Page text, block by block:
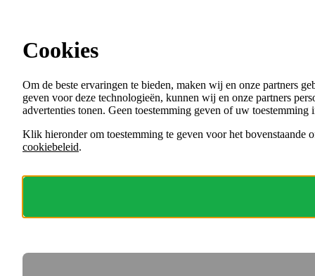
Menu
VACATURES
ORGANISATIES
Cookies
Om de beste ervaringen te bieden, maken wij en onze partners
geven voor deze technologieën, kunnen wij en onze partners
advertenties tonen. Geen toestemming geven of uw
Klik hieronder om toestemming te geven voor het bovenstaande
cookiebeleid.